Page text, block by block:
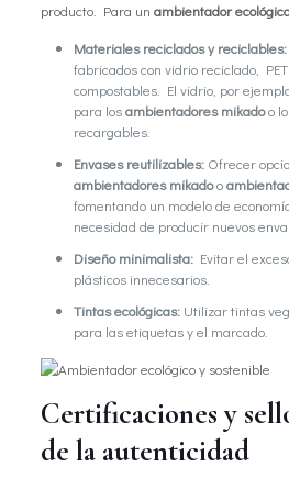
producto. Para un ambientador ecológico
Materiales reciclados y reciclables:
fabricados con vidrio reciclado,
compostables. El vidrio, por
para losambientadores mikadoo
recargables.
Envases reutilizables:Ofrecer
ambientadores mikadoo
fomentando un modelo de
necesidad de producir nuevos
Diseño minimalista:Evitar el
plásticos innecesarios.
Tintas ecológicas:Utilizar tintas
para las etiquetas y el marcado.
Certificaciones y
de la autenticidad